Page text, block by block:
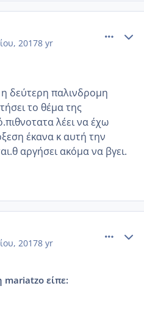
20178 yr
δεύτερη παλινδρομη
το θέμα της
λέει να έχω
έκανα κ αυτή την
αργήσει ακόμα να βγει.
20178 yr
mariatzo είπε: